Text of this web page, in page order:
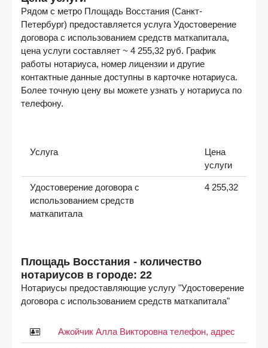
Рядом с метро Площадь Восстания (Санкт-
Петербург) предоставляется услуга Удостоверение
договора с использованием средств маткапитала,
цена услуги составляет ~ 4 255,32 руб. График
работы нотариуса, номер лицензии и другие
контактные данные доступны в карточке нотариуса.
Более точную цену вы можете узнать у нотариуса по
телефону.
Услуга
Цена
услуги
Удостоверение договора с
использованием средств
маткапитала
4 255,32
Площадь Восстания - количество
нотариусов в городе: 22
Нотариусы предоставляющие услугу "Удостоверение
договора с использованием средств маткапитала"
Ажойчик Алла Викторовна телефон, адрес